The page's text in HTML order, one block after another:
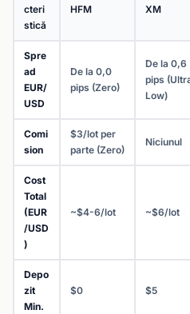
cteri
stică
HFM XM
Spre
ad
EUR/
USD
De la 0,0
pips (Zero)
De la 0,6
pips
Low)
Comi
sion
$3/lot per
parte (Zero)
Niciunul
Cost
Total
(EUR
/USD
)
~$4-6/lot ~$6/lot
Depo
zit
Min.
$0 $5